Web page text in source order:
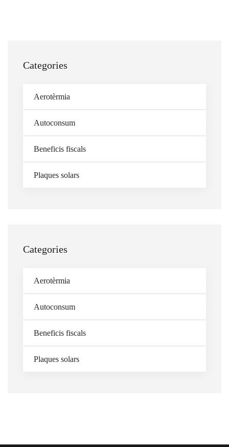
Categories
Aerotèrmia
Autoconsum
Beneficis fiscals
Plaques solars
Categories
Aerotèrmia
Autoconsum
Beneficis fiscals
Plaques solars